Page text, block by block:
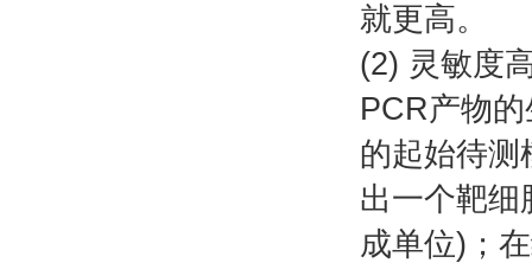
就更高。
(2) 灵敏度
PCR产物
的起始待测
出一个靶细
成单位)；